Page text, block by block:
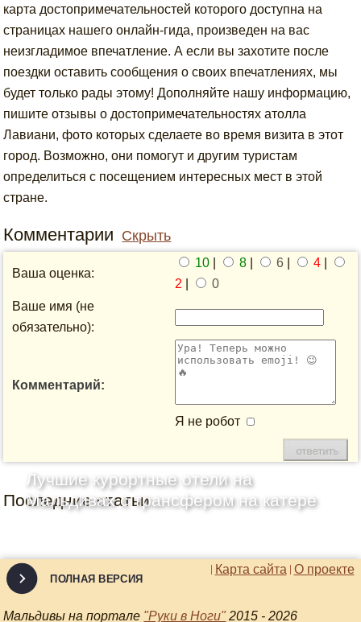
карта достопримечательностей которого доступна на
страницах нашего онлайн-гида, произведен на вас
неизгладимое впечатление. А если вы захотите после
поездки оставить сообщения о своих впечатлениях, мы
будет только рады этому! Дополняйте нашу информацию,
пишите отзывы о достопримечательностях атолла
Лавиани, фото которых сделаете во время визита в этот
город. Возможно, они помогут и другим туристам
определиться с посещением интересных мест в этой
стране.
Комментарии Скрыть
Ваша оценка:
10 8 6 4
2
0
Ваше имя (не
обязательно):
Комментарий:
Я не робот
Последние статьи
Лучшие курортные отели на
Мальдивах с трансфером на катере
О проекте
Карта сайта
ПОЛНАЯ ВЕРСИЯ
Мальдивы на портале "Руки в Ноги" 2015 - 2026